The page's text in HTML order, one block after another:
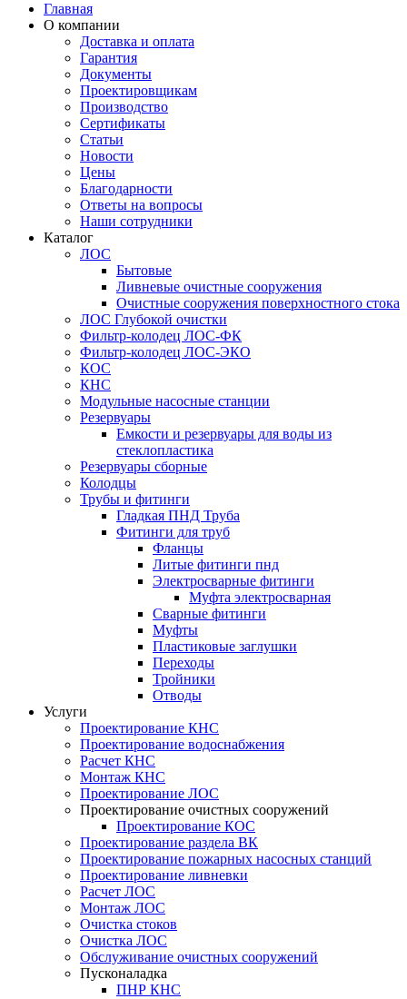
Главная
О компании
Доставка и оплата
Гарантия
Документы
Проектировщикам
Производство
Сертификаты
Статьи
Новости
Цены
Благодарности
Ответы на вопросы
Наши сотрудники
Каталог
ЛОС
Бытовые
Ливневые очистные сооружения
Очистные сооружения поверхностного стока
ЛОС Глубокой очистки
Фильтр-колодец ЛОС-ФК
Фильтр-колодец ЛОС-ЭКО
КОС
КНС
Модульные насосные станции
Резервуары
Емкости и резервуары для воды из
стеклопластика
Резервуары сборные
Колодцы
Трубы и фитинги
Гладкая ПНД Труба
Фитинги для труб
Фланцы
Литые фитинги пнд
Электросварные фитинги
Муфта электросварная
Сварные фитинги
Муфты
Пластиковые заглушки
Переходы
Тройники
Отводы
Услуги
Проектирование КНС
Проектирование водоснабжения
Расчет КНС
Монтаж КНС
Проектирование ЛОС
Проектирование очистных сооружений
Проектирование КОС
Проектирование раздела ВК
Проектирование пожарных насосных станций
Проектирование ливневки
Расчет ЛОС
Монтаж ЛОС
Очистка стоков
Очистка ЛОС
Обслуживание очистных сооружений
Пусконаладка
ПНР КНС